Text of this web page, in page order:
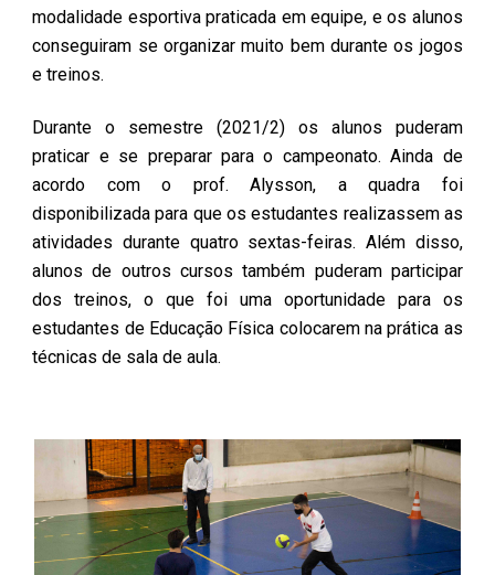
modalidade esportiva praticada em equipe, e os alunos
conseguiram se organizar muito bem durante os jogos
e treinos.
Durante o semestre (2021/2) os alunos puderam
praticar e se preparar para o campeonato. Ainda de
acordo com o prof. Alysson, a quadra foi
disponibilizada para que os estudantes realizassem as
atividades durante quatro sextas-feiras. Além disso,
alunos de outros cursos também puderam participar
dos treinos, o que foi uma oportunidade para os
estudantes de Educação Física colocarem na prática as
técnicas de sala de aula.